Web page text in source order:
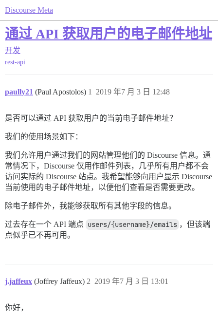
Discourse Meta
通过 API 获取用户的电子邮件地址
开发
rest-api
paully21 (Paul Apostolos) 2019 年7 月 3 日 12:48
1
是否可以通过 API 获取用户的当前电子邮件地址？
我们的使用场景如下：
我们允许用户通过我们的网站管理他们的 Discourse 信息。通
常情况下，Discourse 仅用作邮件列表，几乎所有用户都不会
访问实际的 Discourse 站点。我希望能够向用户显示 Discourse
当前使用的电子邮件地址，以便他们查看是否需要更改。
除电子邮件外，我能够获取所有其他字段的信息。
过去存在一个 API 端点 users/{username}/emails ，但该端
点似乎已不再可用。
j.jaffeux (Joffrey Jaffeux) 2019 年7 月 3 日 13:01
2
你好，